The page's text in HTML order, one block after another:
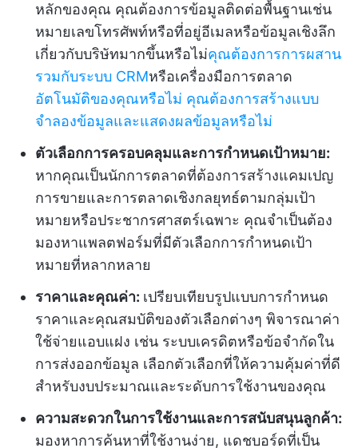
หลักของคุณ คุณต้องการข้อมูลติดต่อพื้นฐานเช่น
หมายเลขโทรศัพท์หรือที่อยู่อีเมลหรือข้อมูลเชิงลึก
เกี่ยวกับบริษัทมากขึ้นหรือไม่คุณต้องการการผสาน
รวมกับระบบ CRMหรือเครื่องมือการตลาด
อัตโนมัติของคุณหรือไม่ คุณต้องการสร้างแบบ
จำลองข้อมูลและแสดงผลข้อมูลหรือไม่
ตัวเลือกการครอบคลุมและการกำหนดเป้าหมาย:
หากคุณเป็นนักการตลาดที่ต้องการสร้างแคมเปญ
การขายและการตลาดเชิงกลยุทธ์ตามกลุ่มเป้า
หมายหรือประชากรศาสตร์เฉพาะ คุณจำเป็นต้อง
มองหาแพลตฟอร์มที่มีตัวเลือกการกำหนดเป้า
หมายที่หลากหลาย
ราคาและคุณค่า: เปรียบเทียบรูปแบบการกำหนด
ราคาและคุณสมบัติของตัวเลือกต่างๆ พิจารณาค่า
ใช้จ่ายแอบแฝง เช่น ระบบเครดิตหรือข้อจำกัดใน
การส่งออกข้อมูล เลือกตัวเลือกที่ให้ความคุ้มค่าที่ดี
สำหรับงบประมาณและระดับการใช้งานของคุณ
ความสะดวกในการใช้งานและการสนับสนุนลูกค้า:
มองหาการค้นหาที่ใช้งานง่าย, แดชบอร์ดที่เป็น